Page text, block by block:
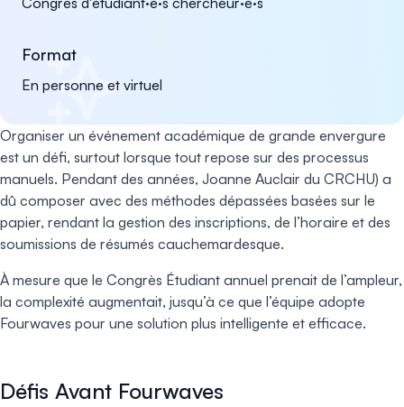
Format
En personne et virtuel
Organiser un événement académique de grande envergure
est un défi, surtout lorsque tout repose sur des processus
manuels. Pendant des années, Joanne Auclair du CRCHU) a
dû composer avec des méthodes dépassées basées sur le
papier, rendant la gestion des inscriptions, de l’horaire et des
soumissions de résumés cauchemardesque.
À mesure que le Congrès Étudiant annuel prenait de l’ampleur,
la complexité augmentait, jusqu’à ce que l’équipe adopte
Fourwaves pour une solution plus intelligente et efficace.
Défis Avant Fourwaves